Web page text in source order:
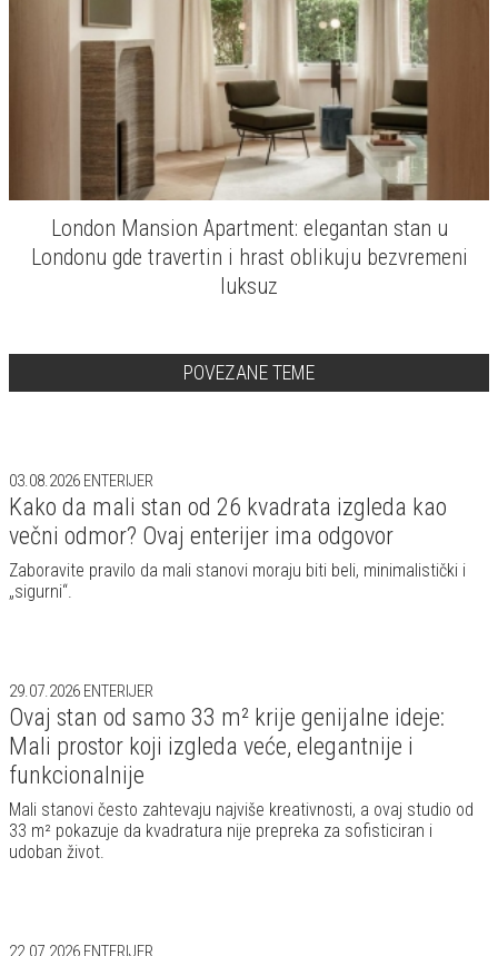
London Mansion Apartment: elegantan stan u
Londonu gde travertin i hrast oblikuju bezvremeni
luksuz
POVEZANE TEME
03.08.2026 ENTERIJER
Kako da mali stan od 26 kvadrata izgleda kao
večni odmor? Ovaj enterijer ima odgovor
Zaboravite pravilo da mali stanovi moraju biti beli, minimalistički i
„sigurni“.
29.07.2026 ENTERIJER
Ovaj stan od samo 33 m² krije genijalne ideje:
Mali prostor koji izgleda veće, elegantnije i
funkcionalnije
Mali stanovi često zahtevaju najviše kreativnosti, a ovaj studio od
33 m² pokazuje da kvadratura nije prepreka za sofisticiran i
udoban život.
22.07.2026 ENTERIJER